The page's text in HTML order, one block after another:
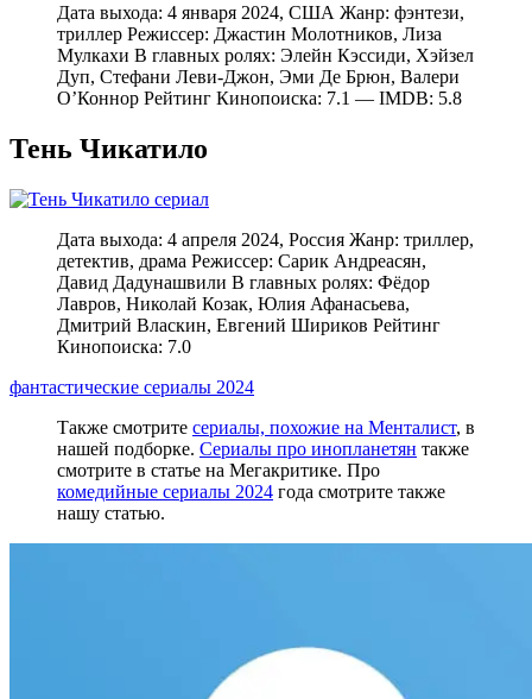
Дата выхода: 4 января 2024, США Жанр: фэнтези,
триллер Режиссер: Джастин Молотников, Лиза
Мулкахи В главных ролях: Элейн Кэссиди, Хэйзел
Дуп, Стефани Леви-Джон, Эми Де Брюн, Валери
О’Коннор Рейтинг Кинопоиска: 7.1 — IMDB: 5.8
Тень Чикатило
Дата выхода: 4 апреля 2024, Россия Жанр: триллер,
детектив, драма Режиссер: Сарик Андреасян,
Давид Дадунашвили В главных ролях: Фёдор
Лавров, Николай Козак, Юлия Афанасьева,
Дмитрий Власкин, Евгений Шириков Рейтинг
Кинопоиска: 7.0
фантастические сериалы 2024
Также смотрите сериалы, похожие на Менталист, в
нашей подборке. Сериалы про инопланетян также
смотрите в статье на Мегакритике. Про
комедийные сериалы 2024 года смотрите также
нашу статью.